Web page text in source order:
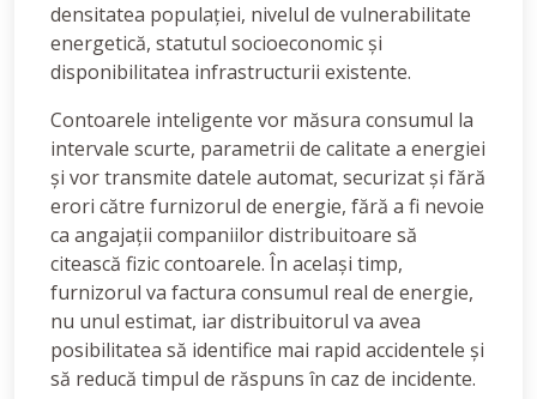
densitatea populației, nivelul de vulnerabilitate
energetică, statutul socioeconomic și
disponibilitatea infrastructurii existente.
Contoarele inteligente vor măsura consumul la
intervale scurte, parametrii de calitate a energiei
și vor transmite datele automat, securizat și fără
erori către furnizorul de energie, fără a fi nevoie
ca angajații companiilor distribuitoare să
citească fizic contoarele. În același timp,
furnizorul va factura consumul real de energie,
nu unul estimat, iar distribuitorul va avea
posibilitatea să identifice mai rapid accidentele și
să reducă timpul de răspuns în caz de incidente.